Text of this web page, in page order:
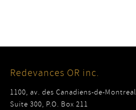
Redevances OR inc.
1100, av. des Canadiens-de-Montreal
Suite 300, P.O. Box 211